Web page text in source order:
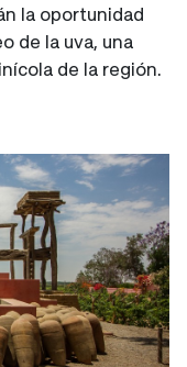
la oportunidad
de la uva, una
de la región.